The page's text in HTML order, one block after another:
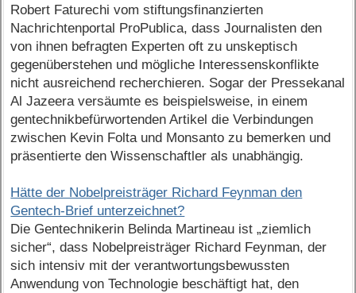
Robert Faturechi vom stiftungsfinanzierten
Nachrichtenportal ProPublica, dass Journalisten den
von ihnen befragten Experten oft zu unskeptisch
gegenüberstehen und mögliche Interessenskonflikte
nicht ausreichend recherchieren. Sogar der Pressekanal
Al Jazeera versäumte es beispielsweise, in einem
gentechnikbefürwortenden Artikel die Verbindungen
zwischen Kevin Folta und Monsanto zu bemerken und
präsentierte den Wissenschaftler als unabhängig.
Hätte der Nobelpreisträger Richard Feynman den
Gentech-Brief unterzeichnet?
Die Gentechnikerin Belinda Martineau ist „ziemlich
sicher“, dass Nobelpreisträger Richard Feynman, der
sich intensiv mit der verantwortungsbewussten
Anwendung von Technologie beschäftigt hat, den